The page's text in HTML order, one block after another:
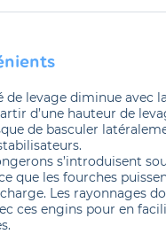
de levage diminue avec
d’une hauteur de
de basculer
s’introduisent
que les fourches
Les rayonnages
ces engins pour en